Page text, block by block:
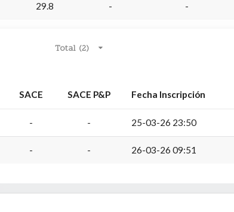
29.8 - -
Total (2)
SACE SACE P&P Fecha Inscripción
- - 25-03-26 23:50
- - 26-03-26 09:51